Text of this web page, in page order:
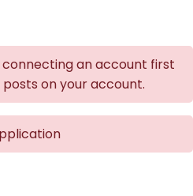
connecting an account first
on your account.